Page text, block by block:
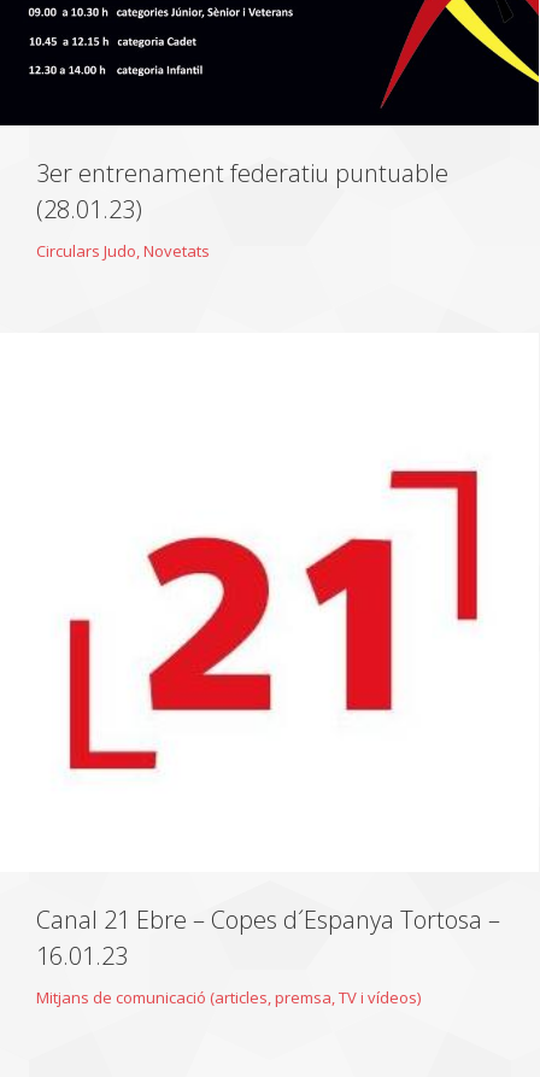
3er entrenament federatiu puntuable
(28.01.23)
Circulars Judo,Novetats
Canal 21 Ebre – Copes d´Espanya Tortosa –
16.01.23
Mitjans de comunicació (articles, premsa, TV i vídeos)